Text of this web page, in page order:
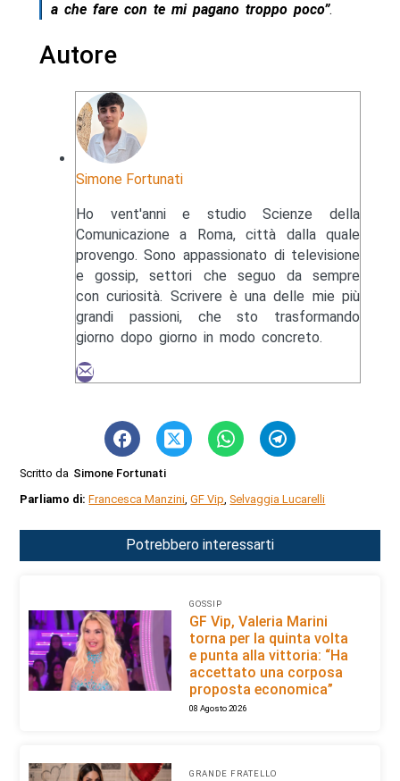
a che fare con te mi pagano troppo poco”.
Autore
Simone Fortunati
Ho vent'anni e studio Scienze della
Comunicazione a Roma, città dalla quale
provengo. Sono appassionato di televisione
e gossip, settori che seguo da sempre
con curiosità. Scrivere è una delle mie più
grandi passioni, che sto trasformando
giorno dopo giorno in modo concreto.
Scritto da Simone Fortunati
Parliamo di:Francesca Manzini,GF Vip,Selvaggia Lucarelli
Potrebbero interessarti
GOSSIP
GF Vip, Valeria Marini
torna per la quinta volta
e punta alla vittoria: “Ha
accettato una corposa
proposta economica”
08 Agosto 2026
GRANDE FRATELLO